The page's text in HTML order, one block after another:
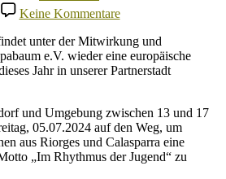
Keine Kommentarezu
Europäische
Jugendbegegnung
vom
05.
Juli
in
Calasparra
unter der Mitwirkung und
e.V. wieder eine europäische
Jahr in unserer Partnerstadt
und Umgebung zwischen 13 und 17
05.07.2024 auf den Weg, um
aus Riorges und Calasparra eine
„Im Rhythmus der Jugend“ zu